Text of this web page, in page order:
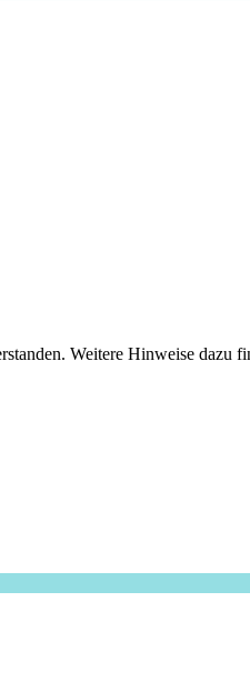
Weitere Hinweise dazu